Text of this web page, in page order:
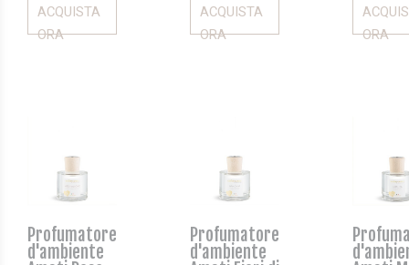
ACQUISTA
ORA
ACQUISTA
ORA
ORA
Profumatore
d'ambiente
Profumatore
d'ambiente